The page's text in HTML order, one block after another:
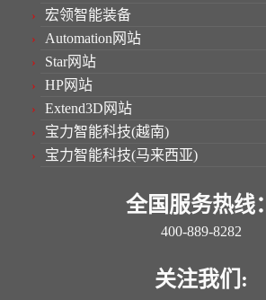
宏领智能装备
Automation网站
Star网站
HP网站
Extend3D网站
宝力智能科技(越南)
宝力智能科技(马来西亚)
全国服务热线：
400-889-8282
关注我们: